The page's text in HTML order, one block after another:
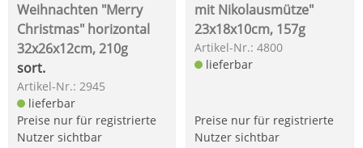
Weihnachten "Merry
Christmas" horizontal
32x26x12cm, 210g
sort.
Artikel-Nr.: 2945
lieferbar
Preise nur für registrierte
Nutzer sichtbar
mit Nikolausmütze"
23x18x10cm, 157g
Artikel-Nr.: 4800
lieferbar
Preise nur für registrierte
Nutzer sichtbar